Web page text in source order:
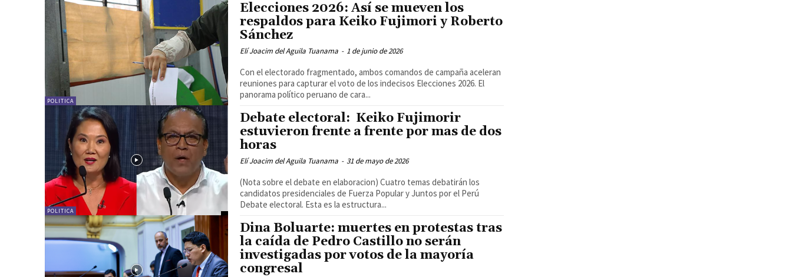
POLITICA
Elecciones 2026: Así se mueven los
respaldos para Keiko Fujimori y Roberto
Sánchez
Elí Joacim del Aguila Tuanama - 1 de junio de 2026
Con el electorado fragmentado, ambos comandos de campaña aceleran
reuniones para capturar el voto de los indecisos Elecciones 2026. El
panorama político peruano de cara...
POLITICA
Debate electoral: Keiko Fujimorir
estuvieron frente a frente por mas de dos
horas
Elí Joacim del Aguila Tuanama - 31 de mayo de 2026
(Nota sobre el debate en elaboracion) Cuatro temas debatirán los
candidatos presidenciales de Fuerza Popular y Juntos por el Perú
Debate electoral. Esta es la estructura...
Dina Boluarte: muertes en protestas tras
la caída de Pedro Castillo no serán
investigadas por votos de la mayoría
congresal